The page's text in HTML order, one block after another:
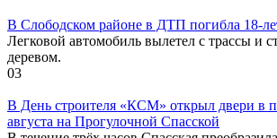
В Слободском районе в ДТП погибла 18-
Легковой автомобиль вылетел с трассы и
деревом.
03
В День строителя «КСМ» открыл двери в
августа на Прогулочной Спасской